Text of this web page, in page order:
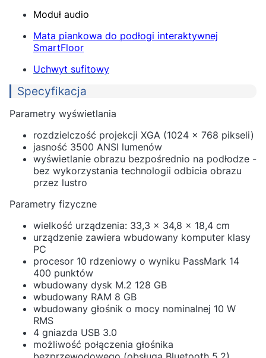
Moduł audio
Mata piankowa do podłogi interaktywnej
SmartFloor
Uchwyt sufitowy
Specyfikacja
Parametry wyświetlania
rozdzielczość projekcji XGA (1024 x 768 pikseli)
jasność 3500 ANSI lumenów
wyświetlanie obrazu bezpośrednio na podłodze -
bez wykorzystania technologii odbicia obrazu
przez lustro
Parametry fizyczne
wielkość urządzenia: 33,3 x 34,8 x 18,4 cm
urządzenie zawiera wbudowany komputer klasy
PC
procesor 10 rdzeniowy o wyniku PassMark 14
400 punktów
wbudowany dysk M.2 128 GB
wbudowany RAM 8 GB
wbudowany głośnik o mocy nominalnej 10 W
RMS
4 gniazda USB 3.0
możliwość połączenia głośnika